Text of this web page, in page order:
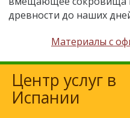
древности до наших
Материалы с
Центр услуг в
Испании